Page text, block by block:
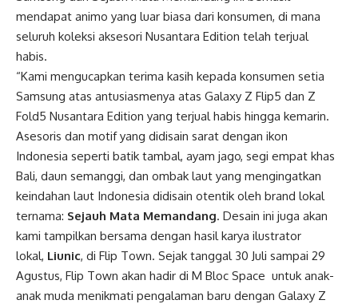
mendapat animo yang luar biasa dari konsumen, di mana
seluruh koleksi aksesori Nusantara Edition telah terjual
habis.
“Kami mengucapkan terima kasih kepada konsumen setia
Samsung atas antusiasmenya atas Galaxy Z Flip5 dan Z
Fold5 Nusantara Edition yang terjual habis hingga kemarin.
Asesoris dan motif yang didisain sarat dengan ikon
Indonesia seperti batik tambal, ayam jago, segi empat khas
Bali, daun semanggi, dan ombak laut yang mengingatkan
keindahan laut Indonesia didisain otentik oleh brand lokal
ternama: Sejauh Mata Memandang. Desain ini juga akan
kami tampilkan bersama dengan hasil karya ilustrator
lokal, Liunic, di Flip Town. Sejak tanggal 30 Juli sampai 29
Agustus, Flip Town akan hadir di M Bloc Space untuk anak-
anak muda menikmati pengalaman baru dengan Galaxy Z